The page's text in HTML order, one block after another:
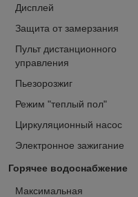
Дисплей
Защита от замерзания
Пульт дистанционного
управления
Пьезорозжиг
Режим "теплый пол"
Циркуляционный насос
Электронное зажигание
Горячее водоснабжение
Максимальная